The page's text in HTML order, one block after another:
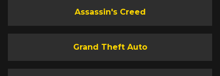
Assassin's Creed
Grand Theft Auto